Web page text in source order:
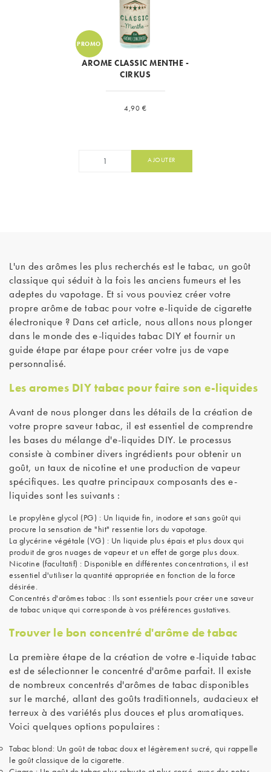
PROMO
AROME CLASSIC MENTHE -
CIRKUS
Prix
4,90 €
AJOUTER
L'un des arômes les plus recherchés est le tabac, un goût
classique qui séduit à la fois les anciens fumeurs et les
adeptes du vapotage. Et si vous pouviez créer votre
propre arôme de tabac pour votre e-liquide de cigarette
électronique ? Dans cet article, nous allons nous plonger
dans le monde des e-liquides tabac DIY et fournir un
guide étape par étape pour créer votre jus de vape
personnalisé.
Les aromes DIY tabac pour faire son e-liquides
Avant de nous plonger dans les détails de la création de
votre propre saveur tabac, il est essentiel de comprendre
les bases du mélange d'e-liquides DIY. Le processus
consiste à combiner divers ingrédients pour obtenir un
goût, un taux de nicotine et une production de vapeur
spécifiques. Les quatre principaux composants des e-
liquides sont les suivants :
Le propylène glycol (PG) : Un liquide fin, inodore et sans goût qui
procure la sensation de "hit" ressentie lors du vapotage.
La glycérine végétale (VG) : Un liquide plus épais et plus doux qui
produit de gros nuages de vapeur et un effet de gorge plus doux.
Nicotine (facultatif) : Disponible en différentes concentrations, il est
essentiel d'utiliser la quantité appropriée en fonction de la force
désirée.
Concentrés d'arômes tabac : Ils sont essentiels pour créer une saveur
de tabac unique qui corresponde à vos préférences gustatives.
Trouver le bon concentré d'arôme de tabac
La première étape de la création de votre e-liquide tabac
est de sélectionner le concentré d'arôme parfait. Il existe
de nombreux concentrés d'arômes de tabac disponibles
sur le marché, allant des goûts traditionnels, audacieux et
terreux à des variétés plus douces et plus aromatiques.
Voici quelques options populaires :
Tabac blond: Un goût de tabac doux et légèrement sucré, qui rappelle
le goût classique de la cigarette.